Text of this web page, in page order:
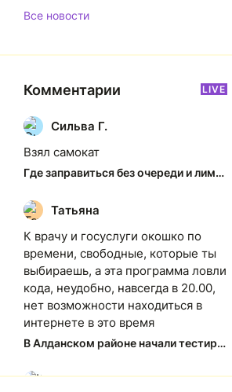
Все новости
Комментарии LIVE
С
Сильва Г.
Взял самокат
Где заправиться без очереди и лимитов: актуальная ситуация на АЗС Якутска
Т
Татьяна
К врачу и госуслуги окошко по
времени, свободные, которые ты
выбираешь, а эта программа ловли
кода, неудобно, навсегда в 20.00,
нет возможности находиться в
интернете в это время
В Алданском районе начали тестировать систему заправки по QR-кодам
Ю
Юлия Анатольевна